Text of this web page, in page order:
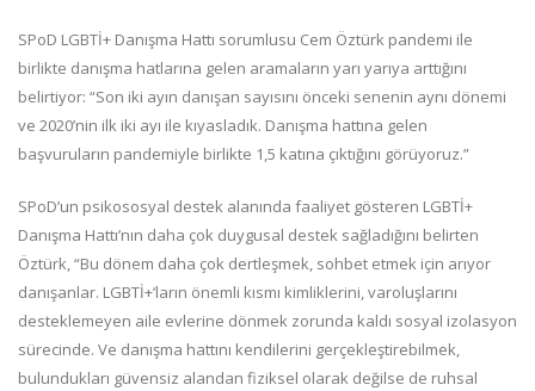
SPoD LGBTİ+ Danışma Hattı sorumlusu Cem Öztürk pandemi ile
birlikte danışma hatlarına gelen aramaların yarı yarıya arttığını
belirtiyor: “Son iki ayın danışan sayısını önceki senenin aynı dönemi
ve 2020’nin ilk iki ayı ile kıyasladık. Danışma hattına gelen
başvuruların pandemiyle birlikte 1,5 katına çıktığını görüyoruz.”
SPoD’un psikososyal destek alanında faaliyet gösteren LGBTİ+
Danışma Hattı’nın daha çok duygusal destek sağladığını belirten
Öztürk, “Bu dönem daha çok dertleşmek, sohbet etmek için arıyor
danışanlar. LGBTİ+’ların önemli kısmı kimliklerini, varoluşlarını
desteklemeyen aile evlerine dönmek zorunda kaldı sosyal izolasyon
sürecinde. Ve danışma hattını kendilerini gerçekleştirebilmek,
bulundukları güvensiz alandan fiziksel olarak değilse de ruhsal